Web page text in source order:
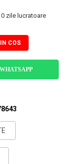
zile lucratoare
COS